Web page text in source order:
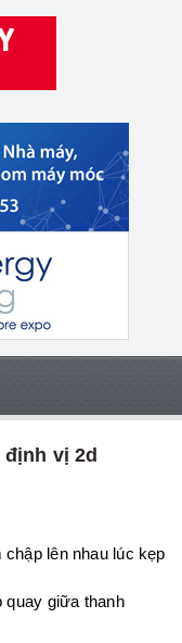
vị 2d
giữa thanh